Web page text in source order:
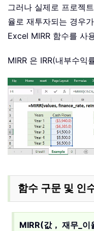
그러나 실제로 프로젝
율로 재투자되는 경우
Excel MIRR 함수를 사
MIRR 은 IRR(내부수익
함수 구문 및 인
MIRR(값， 재무_이